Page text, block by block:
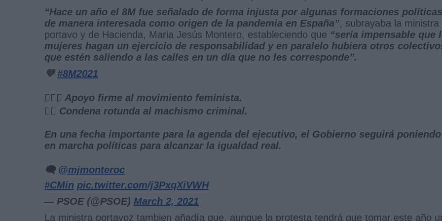
“Hace un año el 8M fue señalado de forma injusta por algunas formaciones políticas
de manera interesada como origen de la pandemia en España”, subrayaba la ministra
portavo y de Hacienda, Maria Jesús Montero, estableciendo que “sería impensable que
mujeres hagan un ejercicio de responsabilidad y en paralelo hubiera otros
que estén saliendo a las calles en un día que no les corresponde”.
💜#8M2021
🙋🏻‍♀️ Apoyo firme al movimiento feminista.
🙋‍♀️ Condena rotunda al machismo criminal.
En una fecha importante para la agenda del ejecutivo, el Gobierno seguirá poniendo
en marcha políticas para alcanzar la igualdad real.
🗨️ @mjmonteroc
#CMin pic.twitter.com/j3PxqXiVWH
— PSOE (@PSOE) March 2, 2021
La ministra portavoz tambien añadía que, aunque la protesta tendrá que tomar este año